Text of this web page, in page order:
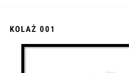
KOLAŻ 001